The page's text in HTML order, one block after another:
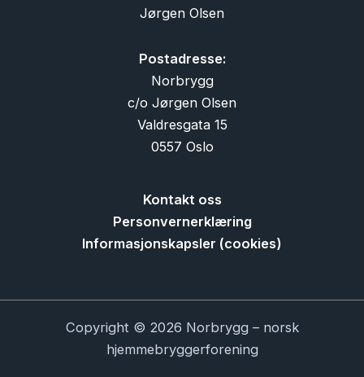
Jørgen Olsen
Postadresse:
Norbrygg
c/o Jørgen Olsen
Valdresgata 15
0557 Oslo
Kontakt oss
Personvernerklæring
Informasjonskapsler (cookies)
Copyright © 2026 Norbrygg – norsk
hjemmebryggerforening